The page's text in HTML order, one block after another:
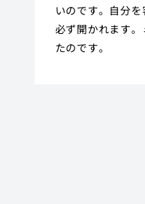
いのです。自分
必ず開かれます
たのです。